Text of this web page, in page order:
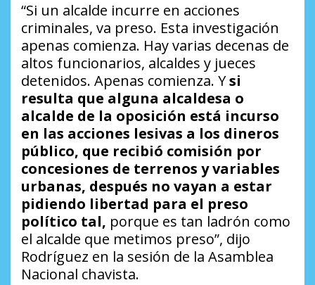
“Si un alcalde incurre en acciones
criminales, va preso. Esta investigación
apenas comienza. Hay varias decenas de
altos funcionarios, alcaldes y jueces
detenidos. Apenas comienza. Ysi
resulta que alguna alcaldesa o
alcalde de la oposición está incurso
en las acciones lesivas a los dineros
público, que recibió comisión por
concesiones de terrenos y variables
urbanas, después no vayan a estar
pidiendo libertad para el preso
político tal, porque es tan ladrón como
el alcalde que metimos preso”, dijo
Rodríguez en la sesión de la Asamblea
Nacional chavista.